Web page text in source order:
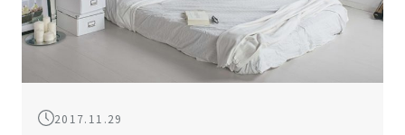
2017.11.29